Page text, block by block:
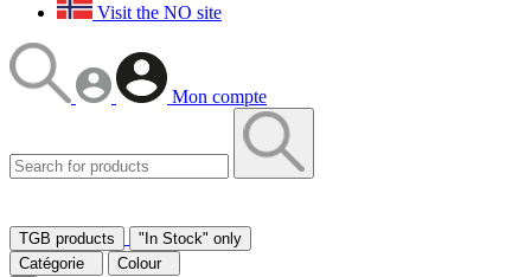
Visit the NO site
Mon compte
TGB products
"In Stock" only
Catégorie
Colour